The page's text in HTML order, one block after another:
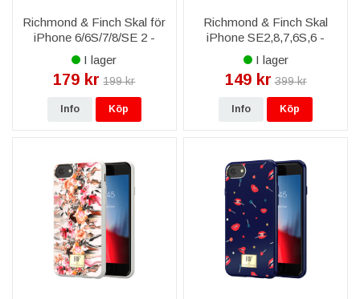
Richmond & Finch Skal för
iPhone 6/6S/7/8/SE 2 -
Golden Jungle
I lager
179 kr 199 kr
Info Köp
Richmond & Finch Skal
iPhone SE2,8,7,6S,6 -
Blommig Tweed
I lager
149 kr 399 kr
Info Köp